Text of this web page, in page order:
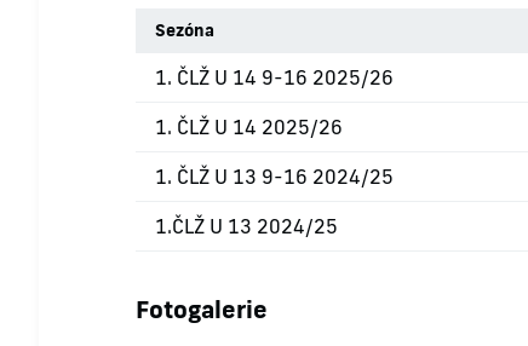
Sezóna
1. ČLŽ U 14 9-16 2025/26
1. ČLŽ U 14 2025/26
1. ČLŽ U 13 9-16 2024/25
1.ČLŽ U 13 2024/25
Fotogalerie